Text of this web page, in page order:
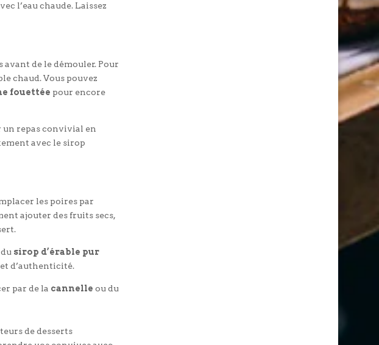
l’eau chaude. Laissez
de le démouler. Pour
chaud. Vous pouvez
fouettée pour encore
un repas convivial en
avec le sirop
les poires par
ajouter des fruits secs,
sirop d’érable pur
d’authenticité.
par de la cannelle ou du
de desserts